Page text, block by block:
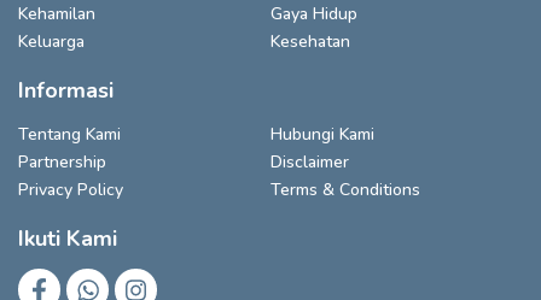
Kehamilan
Gaya Hidup
Keluarga
Kesehatan
Informasi
Tentang Kami
Hubungi Kami
Partnership
Disclaimer
Privacy Policy
Terms & Conditions
Ikuti Kami